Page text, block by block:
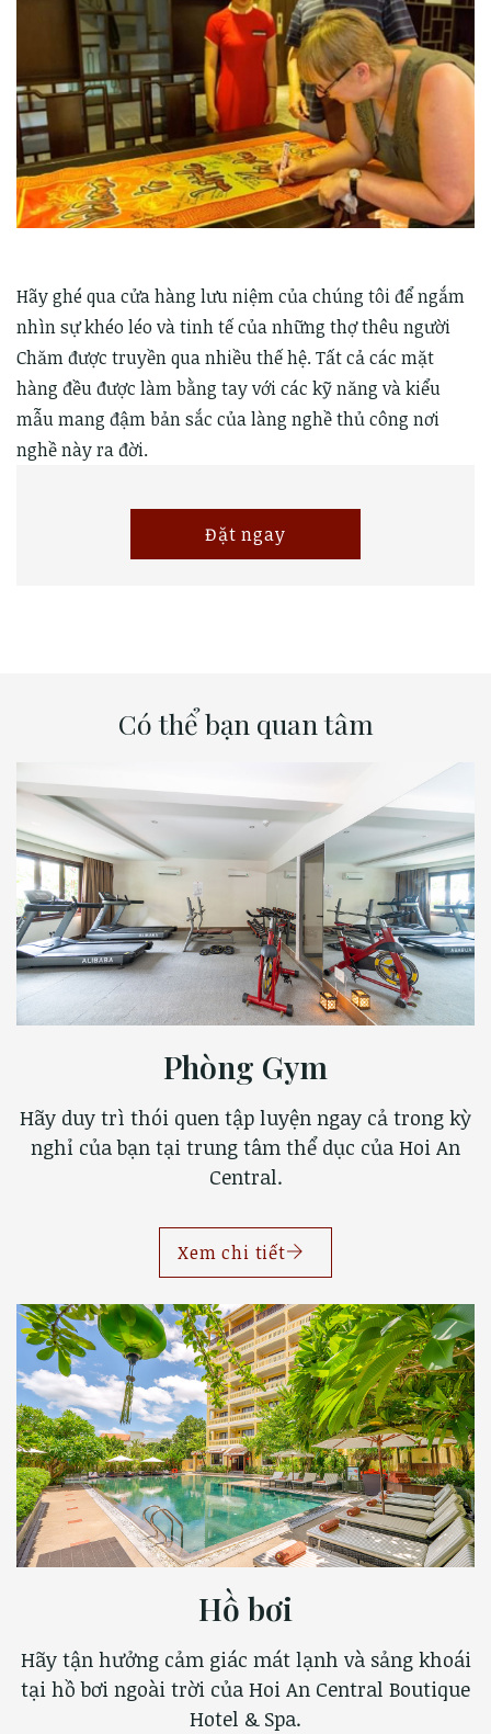
Đặt ngay
Hãy ghé qua cửa hàng lưu niệm của chúng tôi để ngắm
nhìn sự khéo léo và tinh tế của những thợ thêu người
Chăm được truyền qua nhiều thế hệ. Tất cả các mặt
hàng đều được làm bằng tay với các kỹ năng và kiểu
mẫu mang đậm bản sắc của làng nghề thủ công nơi
nghề này ra đời.
Có thể bạn quan tâm
Phòng Gym
Hãy duy trì thói quen tập luyện ngay cả trong kỳ
nghỉ của bạn tại trung tâm thể dục của Hoi An
Central.
Xem chi tiết
Hồ bơi
Hãy tận hưởng cảm giác mát lạnh và sảng khoái
tại hồ bơi ngoài trời của Hoi An Central Boutique
Hotel & Spa.